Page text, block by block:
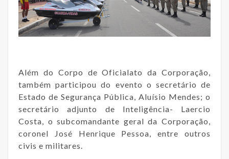
Além do Corpo de Oficialato da Corporação,
também participou do evento o secretário de
Estado de Segurança Pública, Aluísio Mendes; o
secretário adjunto de Inteligência- Laercio
Costa, o subcomandante geral da Corporação,
coronel José Henrique Pessoa, entre outros
civis e militares.